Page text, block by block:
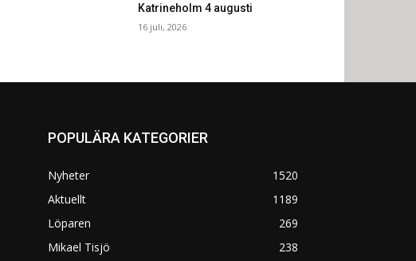
Katrineholm 4 augusti
16 juli, 2026
POPULÄRA KATEGORIER
Nyheter
1520
Aktuellt
1189
Löparen
269
Mikael Tisjö
238